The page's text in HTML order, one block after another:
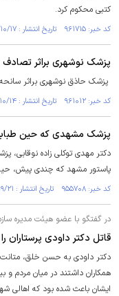
کتبی محکوم کرد.
کد خبر: ۹۶۱۷۱۵ تاریخ انتشار : ۱۴۰۳/۱۰/۱۷
پزشک نوشهری براثر
پزشک حاذق نوشهری براثر
کد خبر: ۹۶۱۰۱۲ تاریخ انتشار : ۱۴۰۳/۱۰/۱۴
پزشک مشهدی که حین
دکتر مهدی توکلی زاده نوقابی،
پاستور مشهد که چندی پیش،
کد خبر: ۹۵۵۷۰۸ تاریخ انتشار : ۱۴۰۳/۰۹/۲۱
در گفتگو با عضو هیئت مدیره
قاتل دکتر داودی پرستاران
دکتر داودی به حسن خلق، متانت
همکاران داشتند در میان مردم و
ایشان باعث شده بود که اهالی